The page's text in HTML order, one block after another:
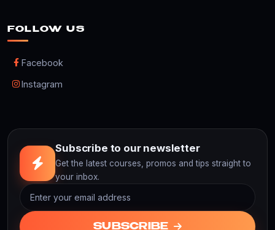
FOLLOW US
Facebook
Instagram
Subscribe to our newsletter
Get the latest courses, promos and tips straight to
your inbox.
SUBSCRIBE